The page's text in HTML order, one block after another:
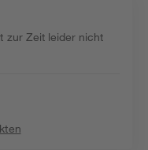
zur Zeit leider nicht